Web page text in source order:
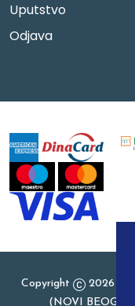
Uputstvo
Odjava
Copyright
2026
(NOVI